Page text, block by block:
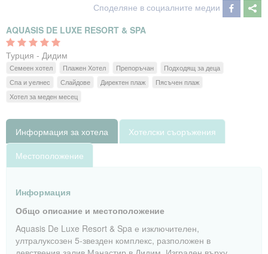
Споделяне в социалните медии
AQUASIS DE LUXE RESORT & SPA
Турция - Дидим
Семеен хотел Плажен Хотел Препоръчан
Подходящ за деца
Спа и уелнес
Слайдове Директен плаж
Пясъчен плаж
Хотел за меден месец
Информация за хотела
Хотелски съоръжения
Местоположение
Информация
Общо описание и местоположение
Aquasis De Luxe Resort & Spa е изключителен,
ултралуксозен 5-звезден комплекс, разположен в